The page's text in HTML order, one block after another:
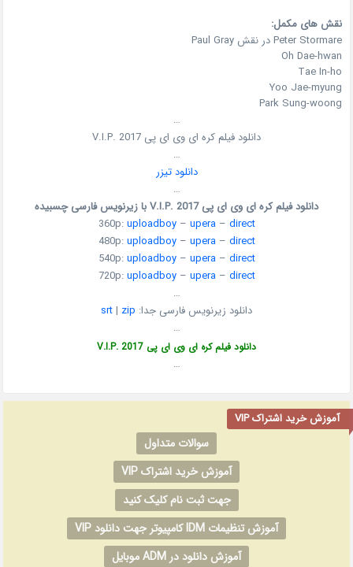
نقش های مکمل:
Peter Stormare در نقش Paul Gray
Oh Dae-hwan
Tae In-ho
Yoo Jae-myung
Park Sung-woong
…
دانلود فیلم کره ای وی ای پی V.I.P. 2017
…
دانلود تیزر
…
دانلود فیلم کره ای وی ای پی V.I.P. 2017 با زیرنویس فارسی چسبیده
360p:uploadboy– upera– direct
480p:uploadboy– upera– direct
540p:uploadboy– upera– direct
720p:uploadboy– upera– direct
…
دانلود زیرنویس فارسی جدا:
srt| zip
…
دانلود فیلم کره ای وی ای پی V.I.P. 2017
…
آموزش خرید اشتراک VIP
سوالات متداول
آموزش خرید اشتراک VIP
جهت ثبت نام کلیک کنید
آموزش تنظیمات IDM کامپیوتر جهت دانلود VIP
آموزش دانلود در ADM موبایل